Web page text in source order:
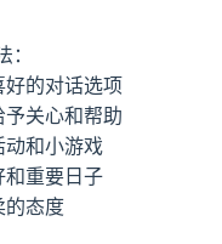
好的对话选项
予关心和帮助
动和小游戏
和重要日子
的态度